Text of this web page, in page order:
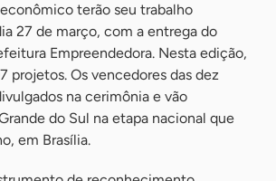
terão seu trabalho
27 de março, com a entrega do
Empreendedora. Nesta edição,
projetos. Os vencedores das dez
na cerimônia e vão
do Sul na etapa nacional que
em Brasília.